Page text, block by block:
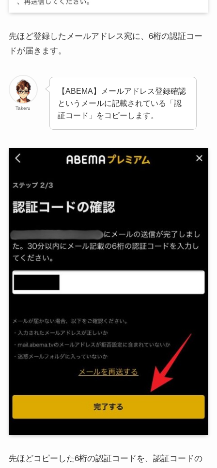
先ほど登録したメールアドレス宛に、6桁の認証コー
ドが届きます。
Takeru
【ABEMA】メールアドレス登録確認
というメールに記載されている「認
証コード」をコピーします。
先ほどコピーした6桁の認証コードを、認証コードの